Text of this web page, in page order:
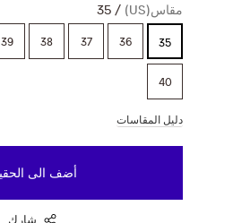
مقاس(US) 35
35
36
37
38
39
40
دليل المقاسات
أضف الى
شارك